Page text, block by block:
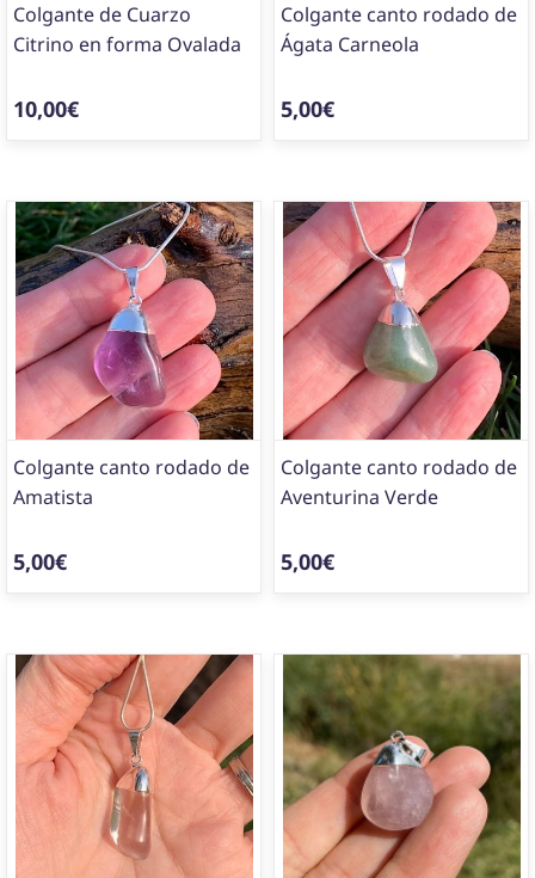
Colgante de Cuarzo
Citrino en forma Ovalada
10,00€
Colgante canto rodado de
Ágata Carneola
5,00€
Colgante canto rodado de
Amatista
5,00€
Colgante canto rodado de
Aventurina Verde
5,00€